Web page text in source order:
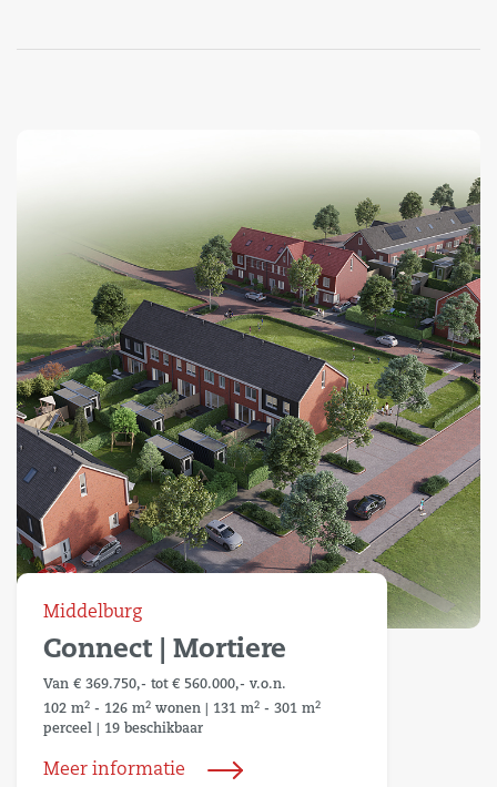
Middelburg
Connect | Mortiere
Van € 369.750,- tot € 560.000,- v.o.n.
102 m2 - 126 m2 wonen 131 m2 - 301 m2
perceel 19 beschikbaar
Meer informatie